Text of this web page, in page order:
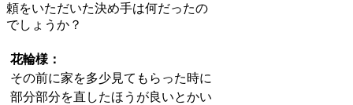
頼をいただいた決め手は何だったの
でしょうか？
花輪様：
その前に家を多少見てもらった時に
部分部分を直したほうが良いとかい